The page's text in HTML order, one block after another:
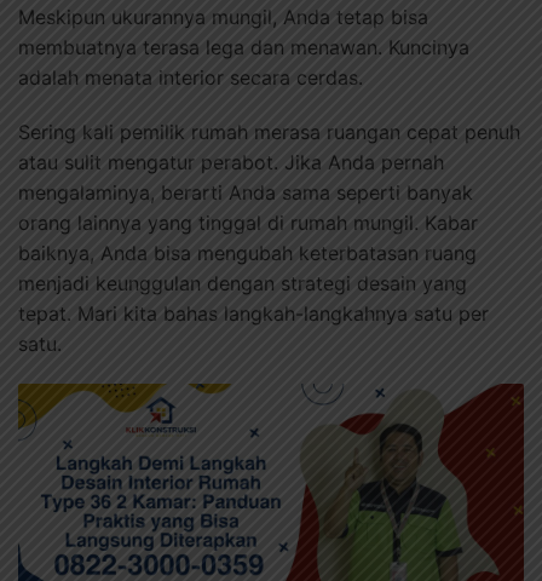
Meskipun ukurannya mungil, Anda tetap bisa
membuatnya terasa lega dan menawan. Kuncinya
adalah menata interior secara cerdas.
Sering kali pemilik rumah merasa ruangan cepat penuh
atau sulit mengatur perabot. Jika Anda pernah
mengalaminya, berarti Anda sama seperti banyak
orang lainnya yang tinggal di rumah mungil. Kabar
baiknya, Anda bisa mengubah keterbatasan ruang
menjadi keunggulan dengan strategi desain yang
tepat. Mari kita bahas langkah-langkahnya satu per
satu.